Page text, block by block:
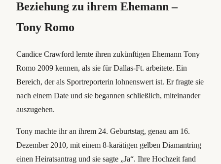
Beziehung zu ihrem Ehemann –
Tony Romo
Candice Crawford lernte ihren zukünftigen Ehemann Tony
Romo 2009 kennen, als sie für Dallas-Ft. arbeitete. Ein
Bereich, der als Sportreporterin lohnenswert ist. Er fragte sie
nach einem Date und sie begannen schließlich, miteinander
auszugehen.
Tony machte ihr an ihrem 24. Geburtstag, genau am 16.
Dezember 2010, mit einem 8-karätigen gelben Diamantring
einen Heiratsantrag und sie sagte „Ja“. Ihre Hochzeit fand